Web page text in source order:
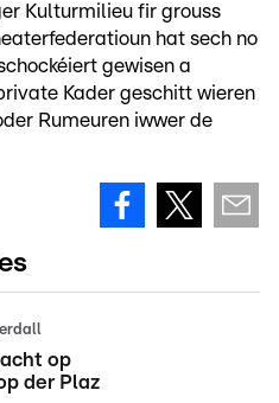
Kulturmilieu fir grouss
hat sech no
gewisen a
Kader geschitt wieren
Rumeuren iwwer de
op
der Plaz